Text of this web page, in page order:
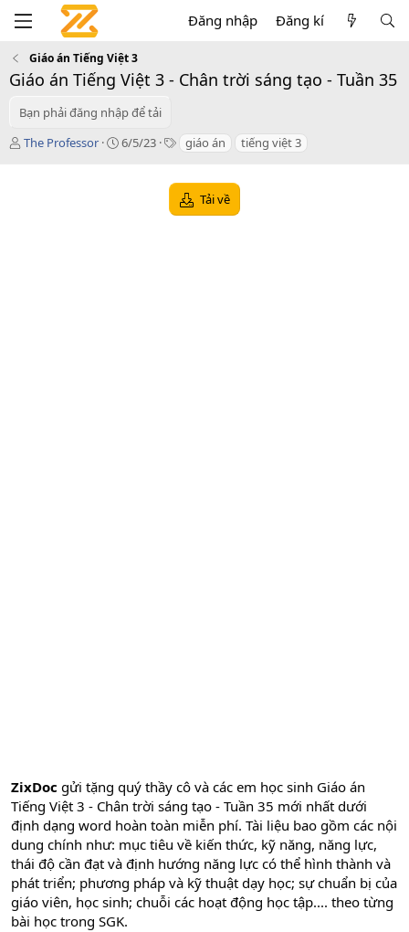
Đăng nhập Đăng kí
Giáo án Tiếng Việt 3
Giáo án Tiếng Việt 3 - Chân trời sáng tạo - Tuần 35
Bạn phải đăng nhập để tải
T
The Professor
C
6/5/23
T giáo án tiếng việt 3
Tải về
ZixDoc gửi tặng quý thầy cô và các em học sinh Giáo án
Tiếng Việt 3 - Chân trời sáng tạo - Tuần 35 mới nhất dưới
định dạng word hoàn toàn miễn phí. Tài liệu bao gồm các nội
dung chính như: mục tiêu về kiến thức, kỹ năng, năng lực,
thái độ cần đạt và định hướng năng lực có thể hình thành và
phát triển; phương pháp và kỹ thuật dạy học; sự chuẩn bị của
giáo viên, học sinh; chuỗi các hoạt động học tập.... theo từng
bài học trong SGK.